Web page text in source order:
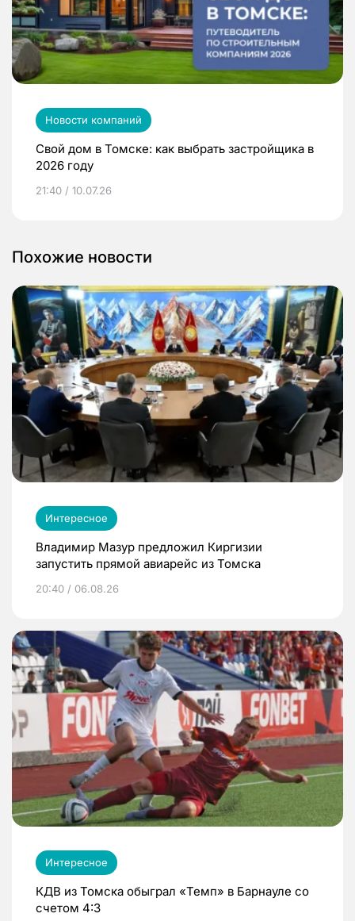
Новости компаний
Свой дом в Томске: как выбрать застройщика в
2026 году
21:40 / 10.07.26
Похожие новости
Интересное
Владимир Мазур предложил Киргизии
запустить прямой авиарейс из Томска
20:40 / 06.08.26
Интересное
КДВ из Томска обыграл «Темп» в Барнауле со
счетом 4:3